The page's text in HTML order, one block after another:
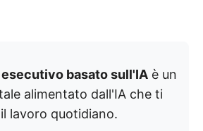
basato sull'IA è un
alimentato dall'IA che ti
lavoro quotidiano.